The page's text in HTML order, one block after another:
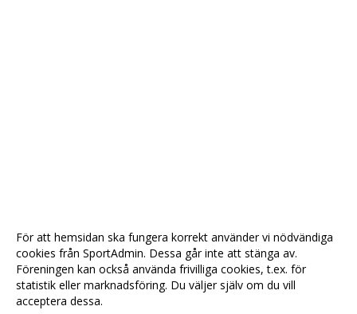
För att hemsidan ska fungera korrekt använder vi nödvändiga
cookies från SportAdmin. Dessa går inte att stänga av.
Föreningen kan också använda frivilliga cookies, t.ex. för
statistik eller marknadsföring. Du väljer själv om du vill
acceptera dessa.